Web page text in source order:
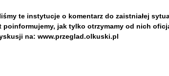
te instytucje o komentarz do zaistniałej
poinformujemy, jak tylko otrzymamy od nich
na: www.przeglad.olkuski.pl